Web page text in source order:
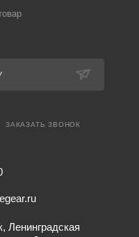
ЗАКАЗАТЬ ЗВОНОК
Ленинградская